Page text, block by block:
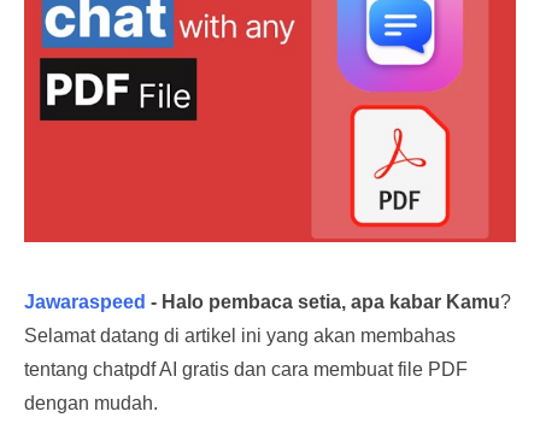
Jawaraspeed - Halo pembaca setia, apa kabar Kamu?
Selamat datang di artikel ini yang akan membahas
tentang chatpdf AI gratis dan cara membuat file PDF
dengan mudah.